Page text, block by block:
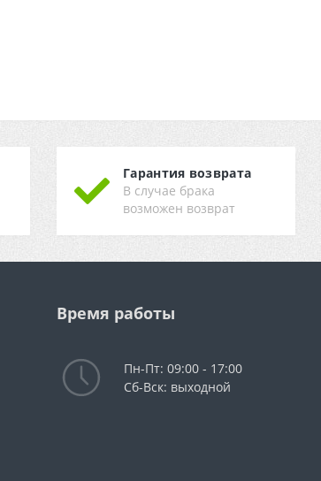
Гарантия возврата
В случае брака
возможен возврат
Время работы
Пн-Пт: 09:00 - 17:00
Сб-Вск: выходной